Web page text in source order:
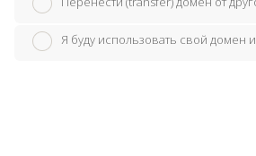
Я буду использовать свой